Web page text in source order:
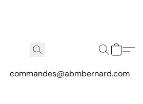
commandes@abmbernard.com